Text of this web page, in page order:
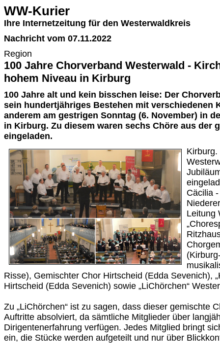
WW-Kurier
Ihre Internetzeitung für den Westerwaldkreis
Nachricht vom 07.11.2022
Region
100 Jahre Chorverband Westerwald -
hohem Niveau in Kirburg
100 Jahre alt und kein bisschen leise: Der
sein hundertjähriges Bestehen mit verschiedenen
anderem am gestrigen Sonntag (6. November) in
in Kirburg. Zu diesem waren sechs Chöre aus der
eingeladen.
Cäcilia
Leitung
Risse), Gemischter Chor Hirtscheid (Edda Sevenich),
Hirtscheid (Edda Sevenich) sowie „LiChörchen“
Zu „LiChörchen“ ist zu sagen, dass dieser gemischte
Auftritte absolviert, da sämtliche Mitglieder über
Dirigentenerfahrung verfügen. Jedes Mitglied bringt
ein, die Stücke werden aufgeteilt und nur über